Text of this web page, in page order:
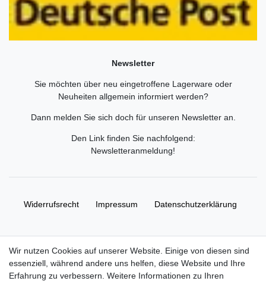
Newsletter
Sie möchten über neu eingetroffene Lagerware oder
Neuheiten allgemein informiert werden?
Dann melden Sie sich doch für unseren Newsletter an.
Den Link finden Sie nachfolgend:
Newsletteranmeldung!
Widerrufs­recht Impressum Daten­schutz­erklärung
© Copyright 2026 | Alle Rechte vorbehalten. HL-
Wir nutzen Cookies auf unserer Website. Einige von diesen sind
essenziell, während andere uns helfen, diese Website und Ihre
Erfahrung zu verbessern. Weitere Informationen zu Ihren